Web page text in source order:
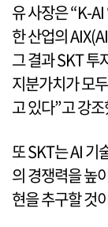
유 사장은 “K-
한 산업의
그 결과 SKT 투
지분가치가 모
고 있다”고 강
또 SKT는 AI 기
의 경쟁력을 높
현을 추구할 것